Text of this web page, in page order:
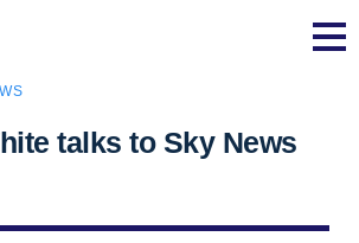
talks to Sky News